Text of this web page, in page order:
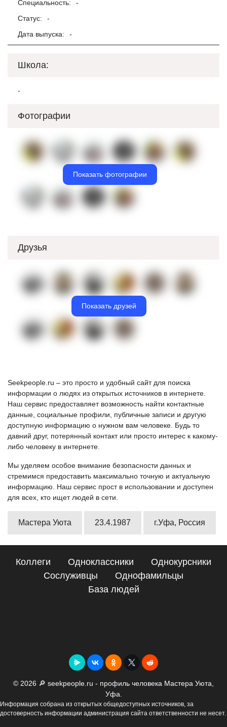
Специальность:
-
Статус:
-
Дата выпуска:
-
Школа:
-
Фотографии
Показать фотографии
Друзья
Показать друзей
Seekpeople.ru – это просто и удобный сайт для поиска
информации о людях из открытых источников в интернете.
Наш сервис предоставляет возможность найти контактные
данные, социальные профили, публичные записи и другую
доступную информацию о нужном вам человеке. Будь то
давний друг, потерянный контакт или просто интерес к какому-
либо человеку в интернете.
Мы уделяем особое внимание безопасности данных и
стремимся предоставить максимально точную и актуальную
информацию. Наш сервис прост в использовании и доступен
для всех, кто ищет людей в сети.
Мастера Уюта 23.4.1987 г.Уфа, Россия
Коллеги Одноклассники
Однокурсники
Сослуживцы
Однофамильцы
База людей
© 2026 🔎 seekpeople.ru - профиль человека Мастера Уюта,
Уфа.
Информация собрана из открытых общедоступных источников, за
достоверность информации администрация сайта ответственности не несет.